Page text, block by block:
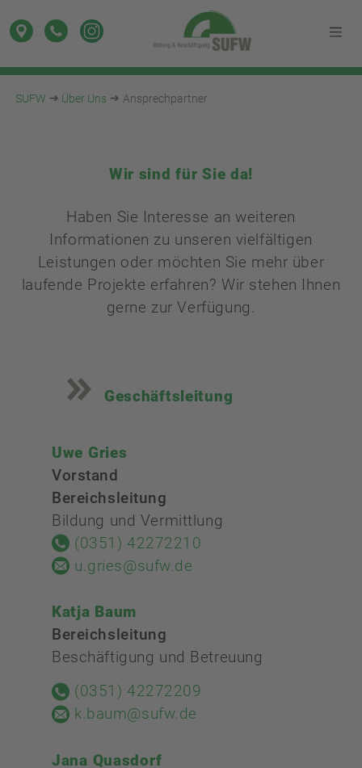
SUFW Über Uns Ansprechpartner
Wir sind für Sie da!
Haben Sie Interesse an weiteren
Informationen zu unseren vielfältigen
Leistungen oder möchten Sie mehr über
laufende Projekte erfahren? Wir stehen Ihnen
gerne zur Verfügung.
Geschäftsleitung
Uwe Gries
Vorstand
Bereichsleitung
Bildung und Vermittlung
(0351) 42272210
u.gries@sufw.de
Katja Baum
Bereichsleitung
Beschäftigung und Betreuung
(0351) 42272209
k.baum@sufw.de
Jana Quasdorf